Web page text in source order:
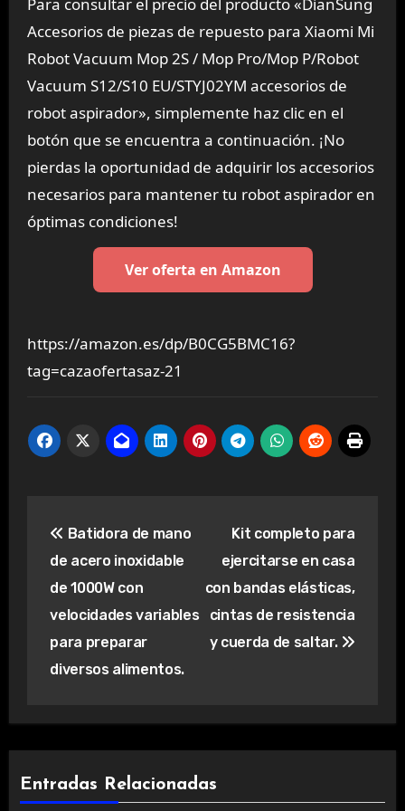
Accesorios de piezas de repuesto para Xiaomi Mi
Robot Vacuum Mop 2S / Mop Pro/Mop P/Robot
Vacuum S12/S10 EU/STYJ02YM accesorios de
robot aspirador», simplemente haz clic en el
botón que se encuentra a continuación. ¡No
pierdas la oportunidad de adquirir los accesorios
necesarios para mantener tu robot aspirador en
óptimas condiciones!
Ver oferta en Amazon
https://amazon.es/dp/B0CG5BMC16?
tag=cazaofertasaz-21
de
entradas
Batidora de mano
de acero inoxidable
de 1000W con
velocidades variables
para preparar
diversos alimentos.
Kit completo para
ejercitarse en casa
con bandas elásticas,
cintas de resistencia
y cuerda de saltar.
Entradas Relacionadas